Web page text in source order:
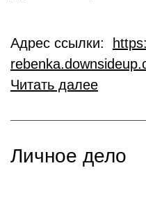
Адрес ссылки:
Читать далее
Личное дело